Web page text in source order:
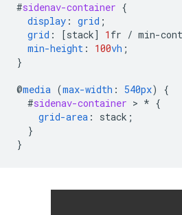
#sidenav-container {
display : grid ;
grid : [stack] 1 fr / min-
min-height : 100vh ;
}
@media (max-width : 540px)
{
#sidenav-container > * {
grid-area : stack ;
}
}